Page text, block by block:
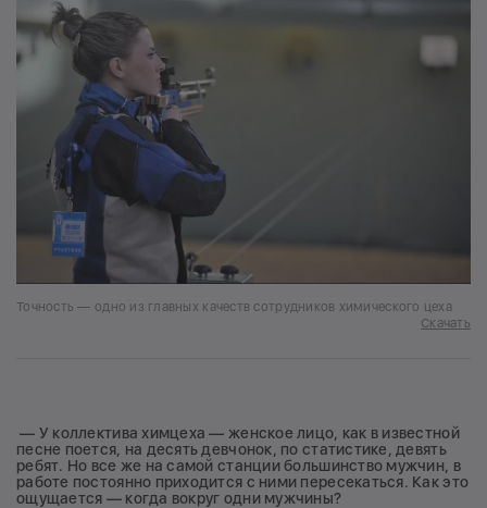
Точность — одно из главных качеств сотрудников химического цеха
Скачать
— У коллектива химцеха — женское лицо, как в известной
песне поется, на десять девчонок, по статистике, девять
ребят. Но все же на самой станции большинство мужчин, в
работе постоянно приходится с ними пересекаться. Как это
ощущается — когда вокруг одни мужчины?